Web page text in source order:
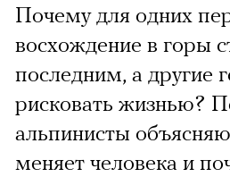
Почему для одних
восхождение в горы
последним, а другие
рисковать жизнью?
альпинисты
меняет человека и